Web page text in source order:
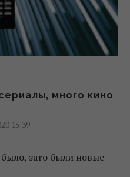
много кино
15:39
зато были новые